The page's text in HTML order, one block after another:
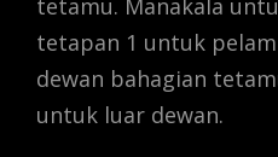
tetapan 1 untuk
dewan bahagian
untuk luar dewan.